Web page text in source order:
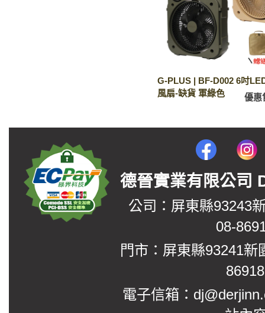
G-PLUS | BF-D002 6吋
風扇-缺貨 軍綠色
優
德晉實業有限公
公司：屏東縣93243
08-
門市：屏東縣93241
電子信箱：